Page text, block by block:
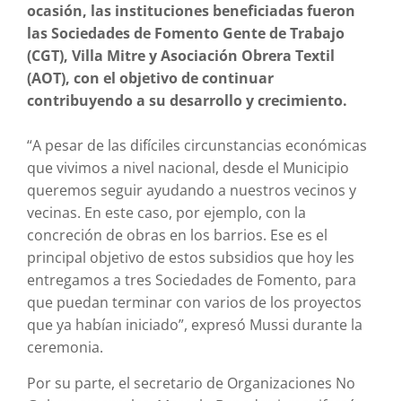
ocasión, las instituciones beneficiadas fueron
las Sociedades de Fomento Gente de Trabajo
(CGT), Villa Mitre y Asociación Obrera Textil
(AOT), con el objetivo de continuar
contribuyendo a su desarrollo y crecimiento.
“A pesar de las difíciles circunstancias económicas
que vivimos a nivel nacional, desde el Municipio
queremos seguir ayudando a nuestros vecinos y
vecinas. En este caso, por ejemplo, con la
concreción de obras en los barrios. Ese es el
principal objetivo de estos subsidios que hoy les
entregamos a tres Sociedades de Fomento, para
que puedan terminar con varios de los proyectos
que ya habían iniciado”, expresó Mussi durante la
ceremonia.
Por su parte, el secretario de Organizaciones No